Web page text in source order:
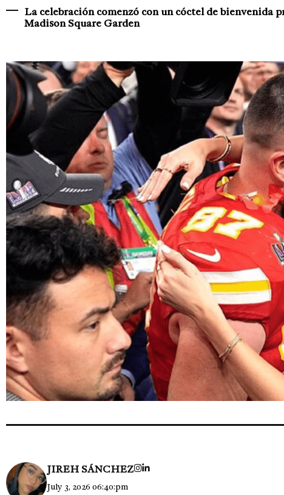
La celebración comenzó con un cóctel de bienvenida
Madison Square Garden
JIREH SÁNCHEZ
July 3, 2026 06:40:pm